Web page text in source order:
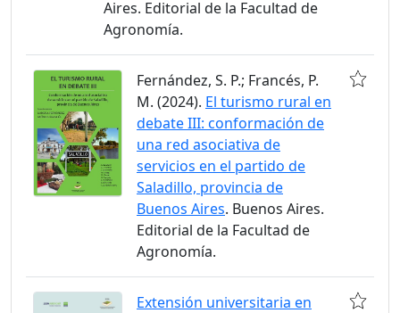
Aires. Editorial de la Facultad de
Agronomía.
Fernández, S. P.; Francés, P.
M. (2024). El turismo rural en
debate III: conformación de
una red asociativa de
servicios en el partido de
Saladillo, provincia de
Buenos Aires. Buenos Aires.
Editorial de la Facultad de
Agronomía.
Extensión universitaria en